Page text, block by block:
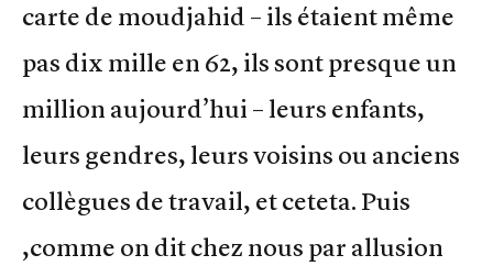
carte de moudjahid – ils étaient même
pas dix mille en 62, ils sont presque un
million aujourd’hui – leurs enfants,
leurs gendres, leurs voisins ou anciens
collègues de travail, et ceteta. Puis
,comme on dit chez nous par allusion